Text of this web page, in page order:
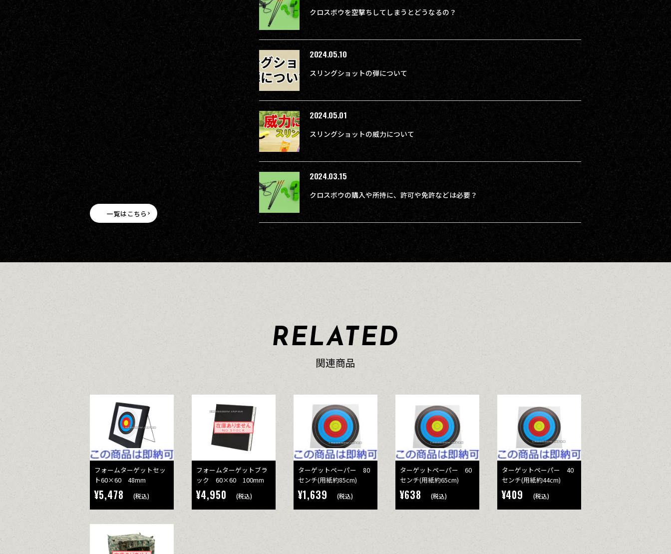
クロスボウを空撃ちしてしまうとどうなるの？
2024.05.10
スリングショットの弾について
2024.05.01
スリングショットの威力について
2024.03.15
クロスボウの購入や所持に、許可や免許などは必要？
一覧はこちら
RELATED
関連商品
フォームターゲットセッ
ト60×60 48mm
¥5,478 (税込)
フォームターゲットブラ
ック 60×60 100mm
¥4,950 (税込)
ターゲットペーパー 80
センチ(用紙約85cm)
¥1,639 (税込)
ターゲットペーパー 60
センチ(用紙約65cm)
¥638 (税込)
ターゲットペーパー 40
センチ(用紙約44cm)
¥409 (税込)